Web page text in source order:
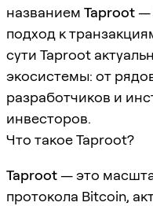
названием Taproot—
подход к
сути Taproot
экосистемы: от
разработчиков и
инвесторов.
Что такое Taproot?
Taproot— это
протокола Bitcoin,